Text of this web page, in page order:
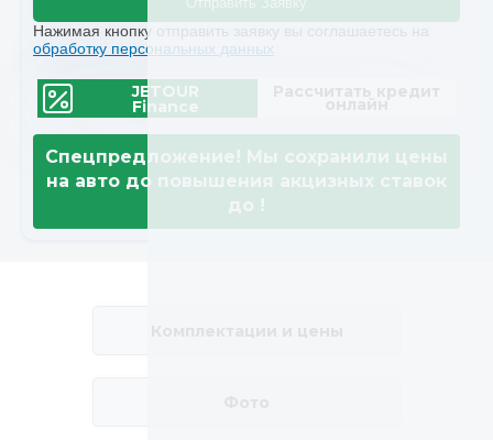
Нажимая кнопку отправить заявку вы соглашаетесь на
обработку персональных данных
JETOUR
Finance
Спецпредложение! Мы сохранили цены
на авто до повышения акцизных ставок
до !